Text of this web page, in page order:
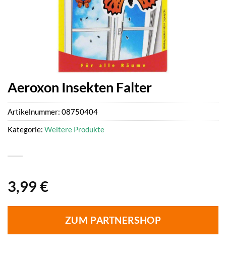
Aeroxon Insekten Falter
3,99 €
ZUM PARTNERSHOP
Artikelnummer: 08750404
Kategorie: Weitere Produkte